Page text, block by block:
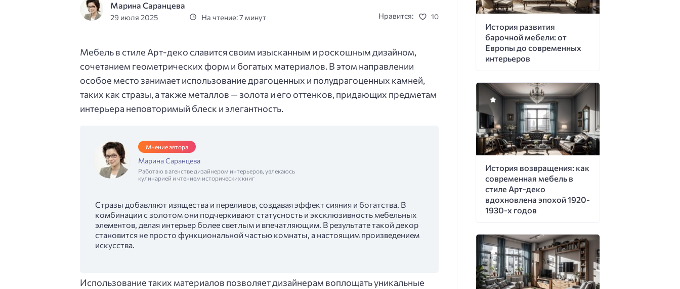
Марина Саранцева
29 июля 2025 На чтение: 7 минут Нравится: 10
Мебель в стиле Арт-деко славится своим изысканным и роскошным дизайном,
сочетанием геометрических форм и богатых материалов. В этом направлении
особое место занимает использование драгоценных и полудрагоценных камней,
таких как стразы, а также металлов — золота и его оттенков, придающих предметам
интерьера неповторимый блеск и элегантность.
Мнение автора
Марина Саранцева
Работаю в агенстве дизайнером интерьеров, увлекаюсь
кулинарией и чтением исторических книг
Стразы добавляют изящества и переливов, создавая эффект сияния и богатства. В
комбинации с золотом они подчеркивают статусность и эксклюзивность мебельных
элементов, делая интерьер более светлым и впечатляющим. В результате такой декор
становится не просто функциональной частью комнаты, а настоящим произведением
искусства.
Использование таких материалов позволяет дизайнерам воплощать уникальные
История развития
барочной мебели: от
Европы до современных
интерьеров
История возвращения: как
современная мебель в
стиле Арт-деко
вдохновлена эпохой 1920-
1930-х годов